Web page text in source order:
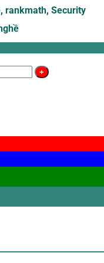
rankmath, Security